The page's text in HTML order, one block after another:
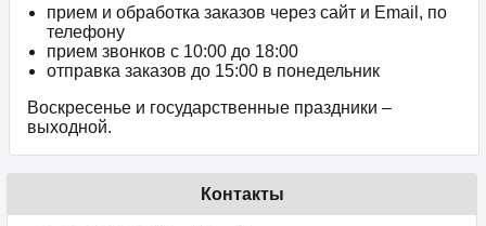
прием и обработка заказов через сайт и Email, по
телефону
прием звонков c 10:00 до 18:00
отправка заказов до 15:00 в понедельник
Воскресенье и государственные праздники –
выходной.
Контакты